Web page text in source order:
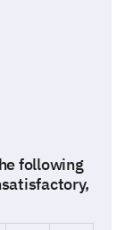
following